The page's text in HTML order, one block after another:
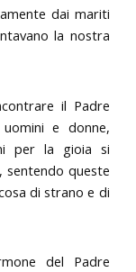
dai mariti
la nostra
il Padre
e donne,
per la gioia si
sentendo queste
di strano e di
del Padre